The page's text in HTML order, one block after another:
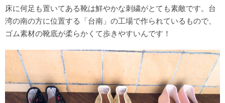
床に何足も置いてある靴は鮮やかな刺繍がとても素敵です。台
湾の南の方に位置する「台南」の工場で作られているもので、
ゴム素材の靴底が柔らかくて歩きやすいんです！